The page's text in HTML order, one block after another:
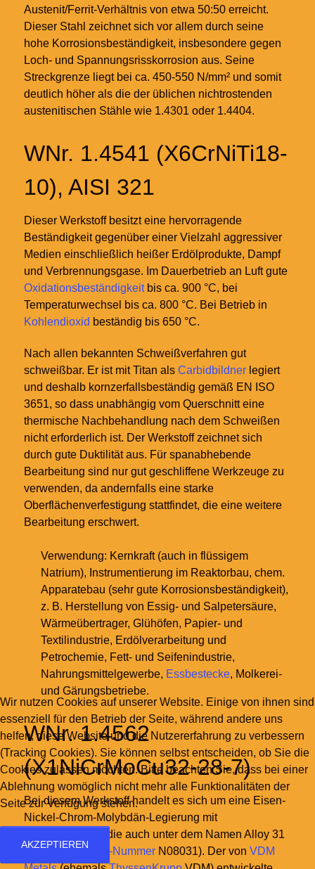
Austenit/Ferrit-Verhältnis von etwa 50:50 erreicht.
Dieser Stahl zeichnet sich vor allem durch seine
hohe Korrosionsbeständigkeit, insbesondere gegen
Loch- und Spannungsrisskorrosion aus. Seine
Streckgrenze liegt bei ca. 450-550 N/mm² und somit
deutlich höher als die der üblichen nichtrostenden
austenitischen Stähle wie 1.4301 oder 1.4404.
WNr. 1.4541 (X6CrNiTi18-
10), AISI 321
Dieser Werkstoff besitzt eine hervorragende
Beständigkeit gegenüber einer Vielzahl aggressiver
Medien einschließlich heißer Erdölprodukte, Dampf
und Verbrennungsgase. Im Dauerbetrieb an Luft gute
Oxidationsbeständigkeitbis ca. 900 °C, bei
Temperaturwechsel bis ca. 800 °C. Bei Betrieb in
Kohlendioxid beständig bis 650 °C.
Nach allen bekannten Schweißverfahren gut
schweißbar. Er ist mit Titan als Carbidbildner legiert
und deshalb kornzerfallsbeständig gemäß EN ISO
3651, so dass unabhängig vom Querschnitt eine
thermische Nachbehandlung nach dem Schweißen
nicht erforderlich ist. Der Werkstoff zeichnet sich
durch gute Duktilität aus. Für spanabhebende
Bearbeitung sind nur gut geschliffene Werkzeuge zu
verwenden, da andernfalls eine starke
Oberflächenverfestigung stattfindet, die eine weitere
Bearbeitung erschwert.
Verwendung: Kernkraft (auch in flüssigem
Natrium), Instrumentierung im Reaktorbau, chem.
Apparatebau (sehr gute Korrosionsbeständigkeit),
z. B. Herstellung von Essig- und Salpetersäure,
Wärmeübertrager, Glühöfen, Papier- und
Textilindustrie, Erdölverarbeitung und
Petrochemie, Fett- und Seifenindustrie,
Nahrungsmittelgewerbe, Essbestecke, Molkerei-
und Gärungsbetriebe.
WNr. 1.4562
(X1NiCrMoCu32-28-7)
Bei diesem Werkstoff handelt es sich um eine Eisen-
Nickel-Chrom-Molybdän-Legierung mit
Stickstoffzusatz, die auch unter dem Namen Alloy 31
bekannt ist (UNS-Nummer N08031). Der von VDM
Wir nutzen Cookies auf unserer Website. Einige von ihnen sind
essenziell für den Betrieb der Seite, während andere uns
helfen, diese Website und die Nutzererfahrung zu verbessern
(Tracking Cookies). Sie können selbst entscheiden, ob Sie die
Cookies zulassen möchten. Bitte beachten Sie, dass bei einer
Ablehnung womöglich nicht mehr alle Funktionalitäten der
Seite zur Verfügung stehen.
AKZEPTIEREN